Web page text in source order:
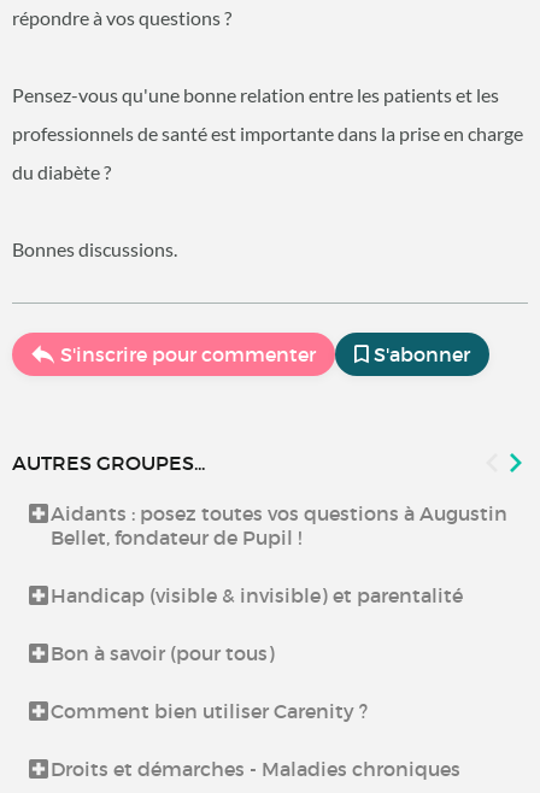
répondre à vos questions ?
Pensez-vous qu'une bonne relation entre les patients et les
professionnels de santé est importante dans la prise en charge
du diabète ?
Bonnes discussions.
S'inscrire pour commenter S'abonner
AUTRES GROUPES...
Aidants : posez toutes vos questions à Augustin
Bellet, fondateur de Pupil !
Handicap (visible & invisible) et parentalité
Bon à savoir (pour tous)
Comment bien utiliser Carenity ?
Droits et démarches - Maladies chroniques